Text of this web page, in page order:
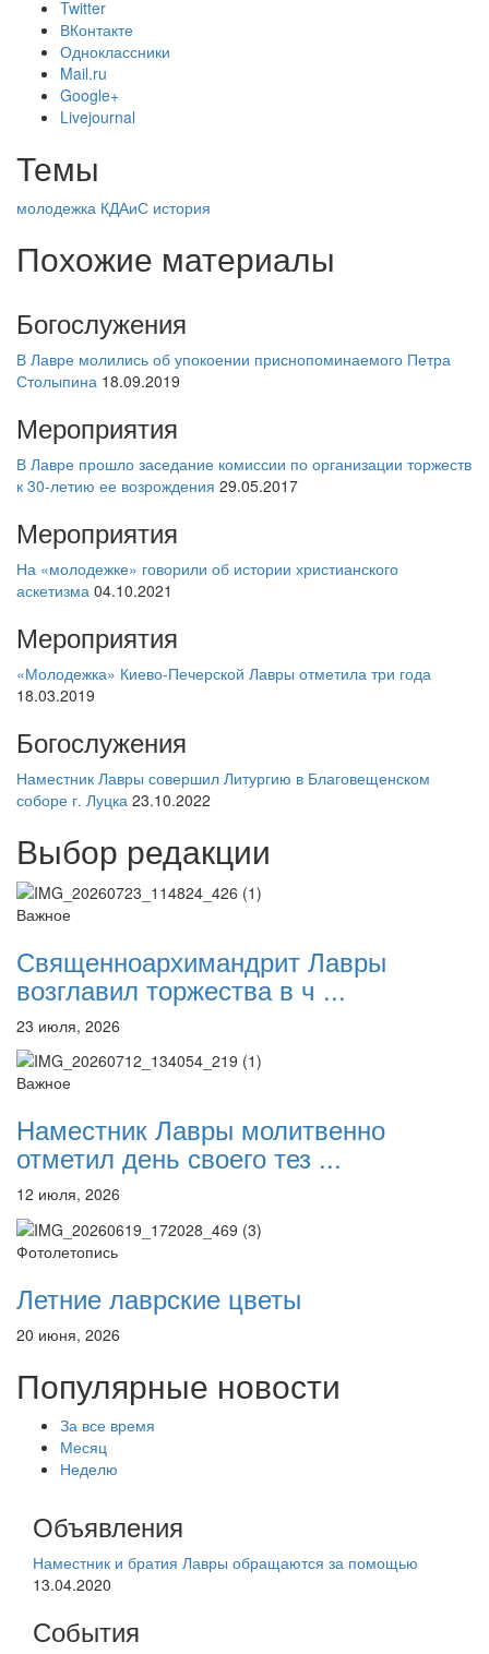
Twitter
ВКонтакте
Одноклассники
Mail.ru
Google+
Livejournal
Темы
молодежка КДАиС история
Похожие материалы
Богослужения
В Лавре молились об упокоении приснопоминаемого Петра
Столыпина 18.09.2019
Мероприятия
В Лавре прошло заседание комиссии по организации торжеств
к 30-летию ее возрождения 29.05.2017
Мероприятия
На «молодежке» говорили об истории христианского
аскетизма 04.10.2021
Мероприятия
«Молодежка» Киево-Печерской Лавры отметила три года
18.03.2019
Богослужения
Наместник Лавры совершил Литургию в Благовещенском
соборе г. Луцка 23.10.2022
Выбор редакции
Важное
Священноархимандрит Лавры
возглавил торжества в ч ...
23 июля, 2026
Важное
Наместник Лавры молитвенно
отметил день своего тез ...
12 июля, 2026
Фотолетопись
Летние лаврские цветы
20 июня, 2026
Популярные новости
За все время
Месяц
Неделю
Объявления
Наместник и братия Лавры обращаются за помощью
13.04.2020
События